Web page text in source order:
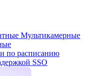
Мультикамерные
по расписанию
SSO